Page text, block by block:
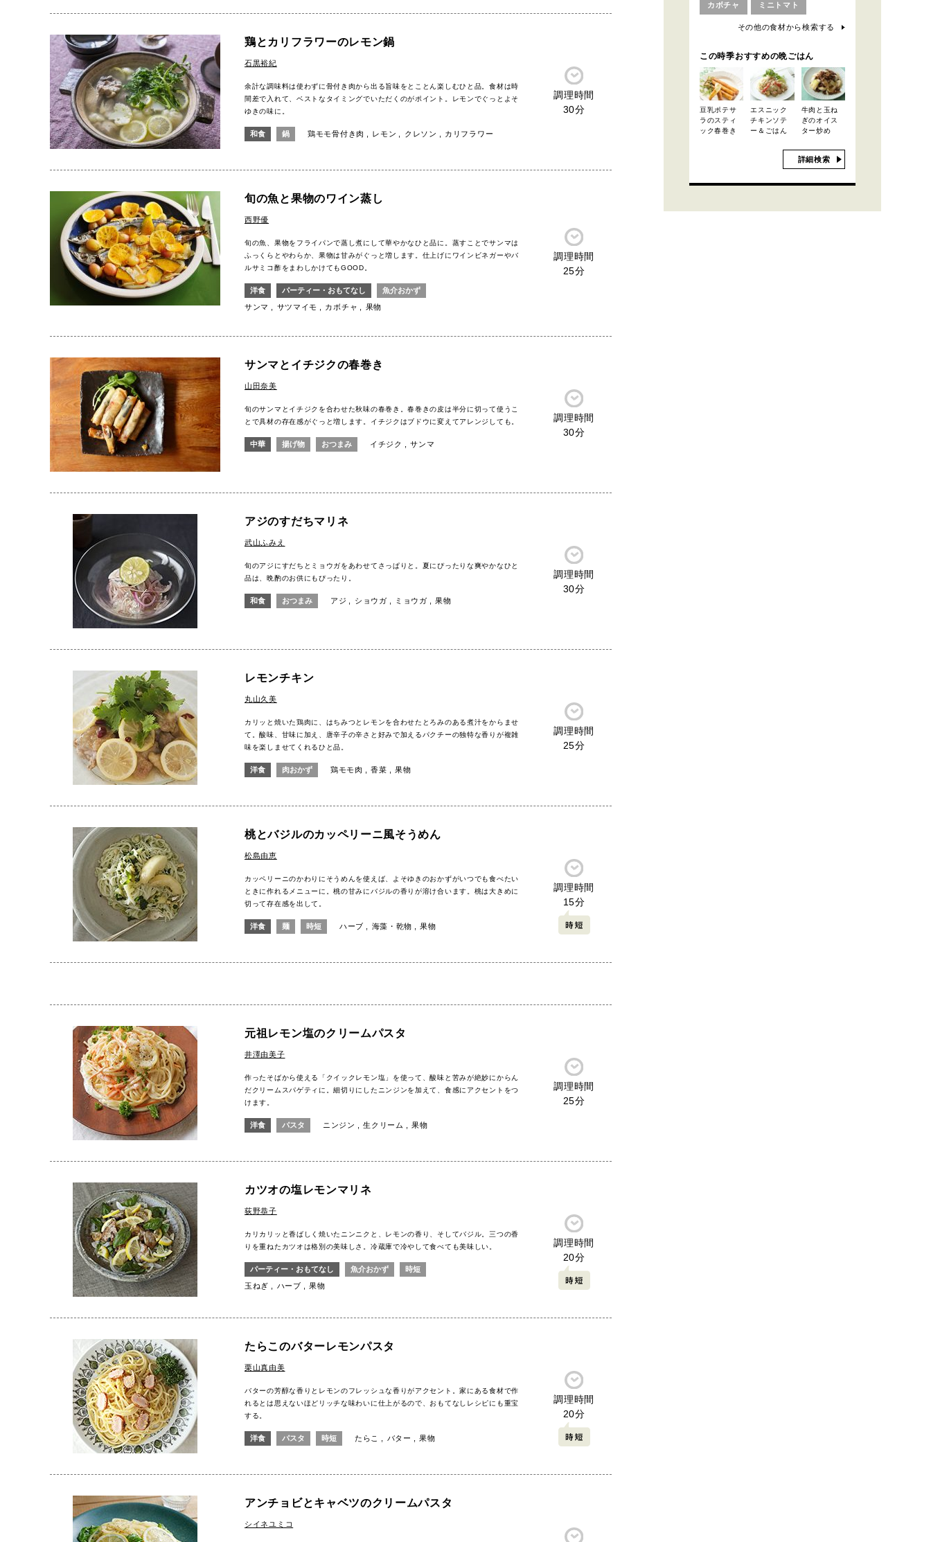
鶏とカリフラワーのレモン鍋
石黒裕紀
余計な調味料は使わずに骨付き肉から出る旨味をとことん楽しむひと品。食材は時
間差で入れて、ベストなタイミングでいただくのがポイント。レモンでぐっとよそ
ゆきの味に。
和食 鍋 鶏モモ骨付き肉 レモン クレソン カリフラワー
調理時間
30分
旬の魚と果物のワイン蒸し
西野優
旬の魚、果物をフライパンで蒸し煮にして華やかなひと品に。蒸すことでサンマは
ふっくらとやわらか、果物は甘みがぐっと増します。仕上げにワインビネガーやバ
ルサミコ酢をまわしかけてもGOOD。
洋食 パーティー・おもてなし
魚介おかず
サンマ
サツマイモ カボチャ 果物
調理時間
25分
サンマとイチジクの春巻き
山田奈美
旬のサンマとイチジクを合わせた秋味の春巻き。春巻きの皮は半分に切って使うこ
とで具材の存在感がぐっと増します。イチジクはブドウに変えてアレンジしても。
中華 揚げ物 おつまみ イチジク サンマ
調理時間
30分
アジのすだちマリネ
武山ふみえ
旬のアジにすだちとミョウガをあわせてさっぱりと。夏にぴったりな爽やかなひと
品は、晩酌のお供にもぴったり。
和食 おつまみ アジ ショウガ ミョウガ 果物
調理時間
30分
レモンチキン
丸山久美
カリッと焼いた鶏肉に、はちみつとレモンを合わせたとろみのある煮汁をからませ
て。酸味、甘味に加え、唐辛子の辛さと好みで加えるパクチーの独特な香りが複雑
味を楽しませてくれるひと品。
洋食 肉おかず 鶏モモ肉 香菜 果物
調理時間
25分
桃とバジルのカッペリーニ風そうめん
松島由恵
カッペリーニのかわりにそうめんを使えば、よそゆきのおかずがいつでも食べたい
ときに作れるメニューに。桃の甘みにバジルの香りが溶け合います。桃は大きめに
切って存在感を出して。
洋食 麺 時短 ハーブ 海藻・乾物 果物
調理時間
15分
元祖レモン塩のクリームパスタ
井澤由美子
作ったそばから使える「クイックレモン塩」を使って、酸味と苦みが絶妙にからん
だクリームスパゲティに。細切りにしたニンジンを加えて、食感にアクセントをつ
けます。
洋食 パスタ ニンジン 生クリーム 果物
調理時間
25分
カツオの塩レモンマリネ
荻野恭子
カリカリッと香ばしく焼いたニンニクと、レモンの香り、そしてバジル。三つの香
りを重ねたカツオは格別の美味しさ。冷蔵庫で冷やして食べても美味しい。
パーティー・おもてなし 魚介おかず
時短
玉ねぎ
ハーブ 果物
調理時間
20分
たらこのバターレモンパスタ
栗山真由美
バターの芳醇な香りとレモンのフレッシュな香りがアクセント。家にある食材で作
れるとは思えないほどリッチな味わいに仕上がるので、おもてなしレシピにも重宝
する。
洋食 パスタ 時短 たらこ バター 果物
調理時間
20分
アンチョビとキャベツのクリームパスタ
シイネユミコ
カボチャ ミニトマト
その他の食材から検索する
この時季おすすめの晩ごはん
豆乳ポテサ
ラのスティ
ック春巻き
エスニック
チキンソテ
ー＆ごはん
牛肉と玉ね
ぎのオイス
ター炒め
詳細検索